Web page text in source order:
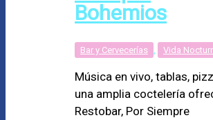
Bohemios
Bar y Cervecerías Vida
Música en vivo, tablas,
una amplia coctelería
Restobar, Por Siempre